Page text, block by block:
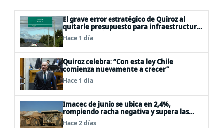
El grave error estratégico de Quiroz al
quitarle presupuesto para infraestructura
vial del Biobío
Hace 1 día
Quiroz celebra: “Con esta ley Chile
comienza nuevamente a crecer”
Hace 1 día
Imacec de junio se ubica en 2,4%,
rompiendo racha negativa y supera las
expectativas
Hace 2 días